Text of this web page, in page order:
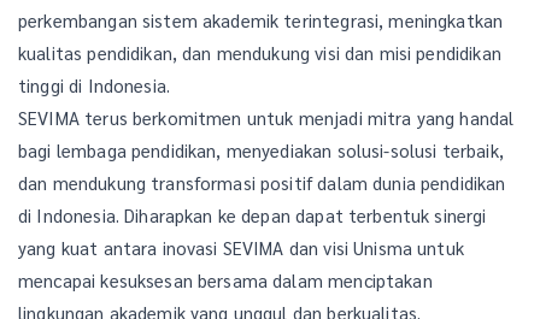
perkembangan sistem akademik terintegrasi, meningkatkan
kualitas pendidikan, dan mendukung visi dan misi pendidikan
tinggi di Indonesia.
SEVIMA terus berkomitmen untuk menjadi mitra yang handal
bagi lembaga pendidikan, menyediakan solusi-solusi terbaik,
dan mendukung transformasi positif dalam dunia pendidikan
di Indonesia. Diharapkan ke depan dapat terbentuk sinergi
yang kuat antara inovasi SEVIMA dan visi Unisma untuk
mencapai kesuksesan bersama dalam menciptakan
lingkungan akademik yang unggul dan berkualitas.